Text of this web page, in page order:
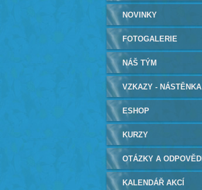
NOVINKY
FOTOGALERIE
NÁŠ TÝM
VZKAZY - NÁSTĚNKA
ESHOP
KURZY
OTÁZKY A ODPOVĚDI
KALENDÁŘ AKCÍ